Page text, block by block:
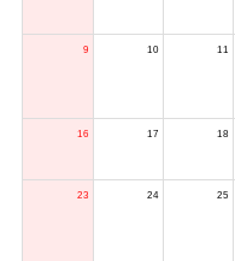
9 10 11
16 17 18
23 24 25